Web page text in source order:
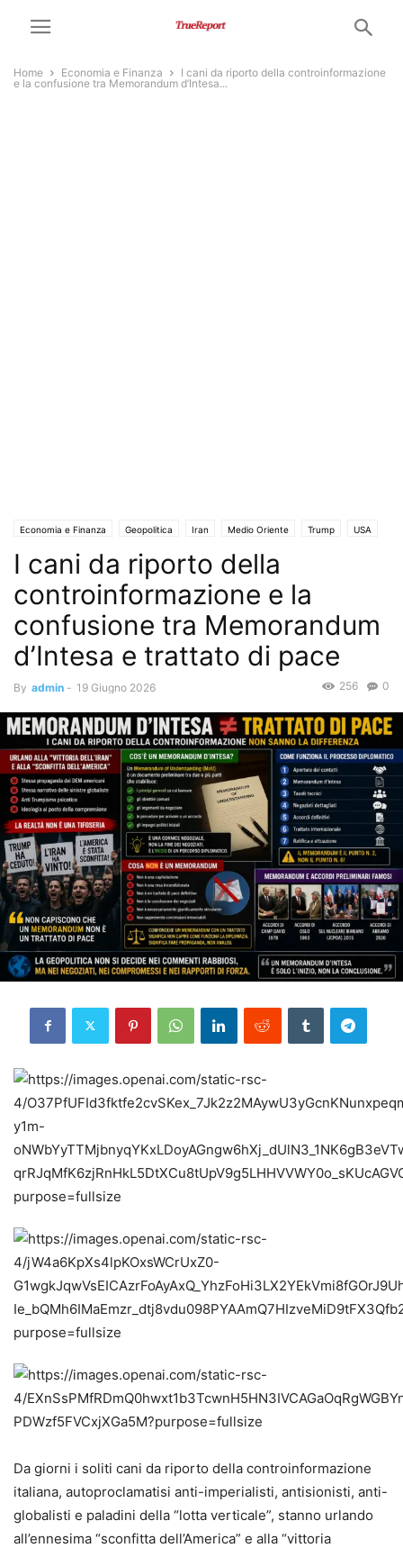
Home Economia e Finanza
I cani da riporto della controinformazione
e la confusione tra Memorandum d’Intesa...
Economia e Finanza Geopolitica Iran Medio Oriente Trump USA
I cani da riporto della
controinformazione e la
confusione tra Memorandum
d’Intesa e trattato di pace
By admin - 19 Giugno 2026 0
256
Da giorni i soliti cani da riporto della controinformazione
italiana, autoproclamatisi anti-imperialisti, antisionisti, anti-
globalisti e paladini della “lotta verticale”, stanno urlando
all’ennesima “sconfitta dell’America” e alla “vittoria